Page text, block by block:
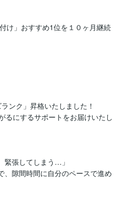
け」おすすめ1位を１０ヶ月継続
ンク」昇格いたしました！
るにするサポートをお届けいたし
緊張してしまう…」
、隙間時間に自分のペースで進め